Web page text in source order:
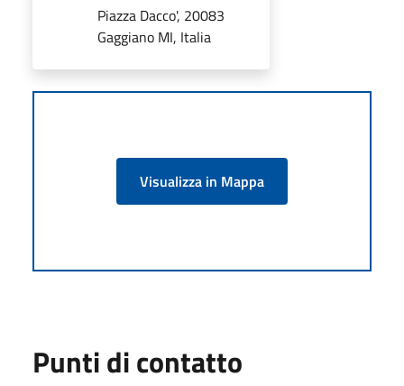
Piazza Dacco', 20083
Gaggiano MI, Italia
Visualizza in Mappa
Punti di contatto